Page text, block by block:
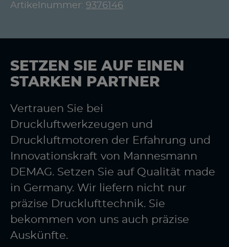
Artikelnummer: 9376146
SETZEN SIE AUF EINEN
STARKEN PARTNER
Vertrauen Sie bei
Druckluftwerkzeugen und
Druckluftmotoren der Erfahrung und
Innovationskraft von Mannesmann
DEMAG. Setzen Sie auf Qualität made
in Germany. Wir liefern nicht nur
präzise Drucklufttechnik. Sie
bekommen von uns auch präzise
Auskünfte.